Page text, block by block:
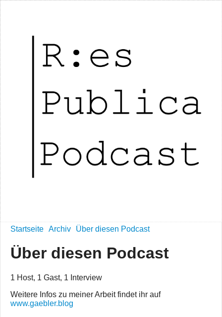
Startseite Archiv Über diesen Podcast
Über diesen Podcast
1 Host, 1 Gast, 1 Interview
Weitere Infos zu meiner Arbeit findet ihr auf
www.gaebler.blog